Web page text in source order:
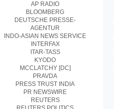
AP RADIO
BLOOMBERG
DEUTSCHE PRESSE-
AGENTUR
INDO-ASIAN NEWS SERVICE
INTERFAX
ITAR-TASS
KYODO
MCCLATCHY [DC]
PRAVDA
PRESS TRUST INDIA
PR NEWSWIRE
REUTERS